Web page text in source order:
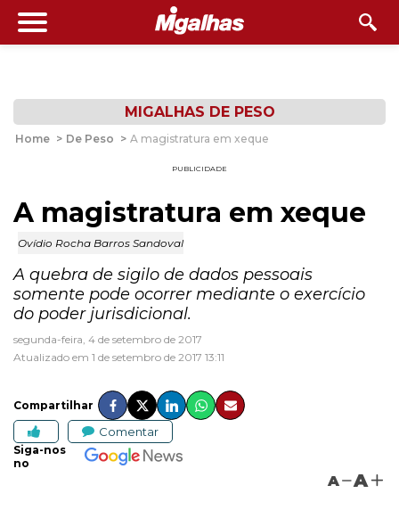
MIGALHAS DE PESO
Home > De Peso > A magistratura em xeque
PUBLICIDADE
A magistratura em xeque
Ovídio Rocha Barros Sandoval
A quebra de sigilo de dados pessoais
somente pode ocorrer mediante o exercício
do poder jurisdicional.
segunda-feira, 4 de setembro de 2017
Atualizado em 1 de setembro de 2017 13:11
Compartilhar
Comentar
Siga-nos
no
A A